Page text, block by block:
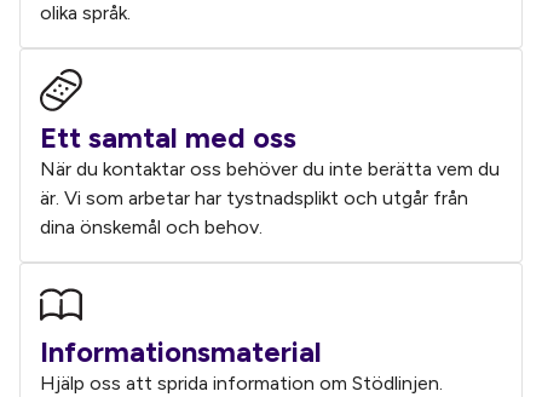
olika språk.
Ett samtal med oss
När du kontaktar oss behöver du inte berätta vem du
är. Vi som arbetar har tystnadsplikt och utgår från
dina önskemål och behov.
Informationsmaterial
Hjälp oss att sprida information om Stödlinjen.